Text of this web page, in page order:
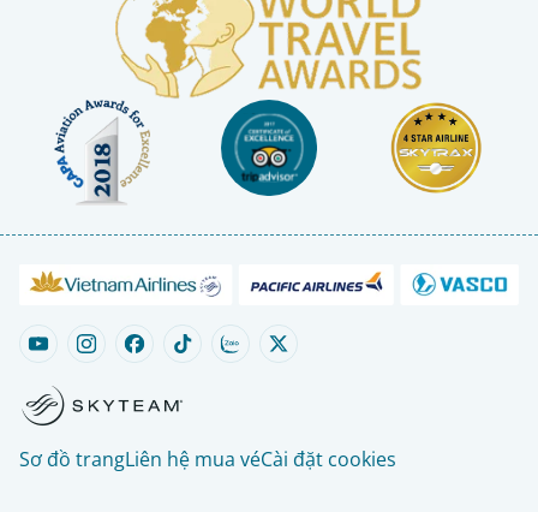
Sơ đồ trangLiên hệ mua véCài đặt cookies